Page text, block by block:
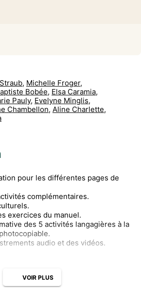
, Michelle Froger,
Bobée, Elsa Caramia,
Pauly, Evelyne Minglis,
Chambellon, Aline Charlette,
pour les différentes pages de
complémentaires.
exercices du manuel.
des 5 activités langagières à la
audio et des vidéos.
VOIR PLUS